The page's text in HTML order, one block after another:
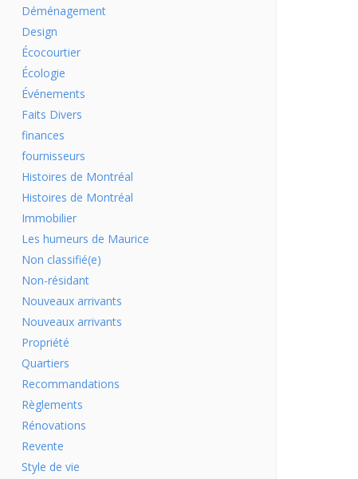
Déménagement
Design
Écocourtier
Écologie
Événements
Faits Divers
finances
fournisseurs
Histoires de Montréal
Histoires de Montréal
Immobilier
Les humeurs de Maurice
Non classifié(e)
Non-résidant
Nouveaux arrivants
Nouveaux arrivants
Propriété
Quartiers
Recommandations
Règlements
Rénovations
Revente
Style de vie